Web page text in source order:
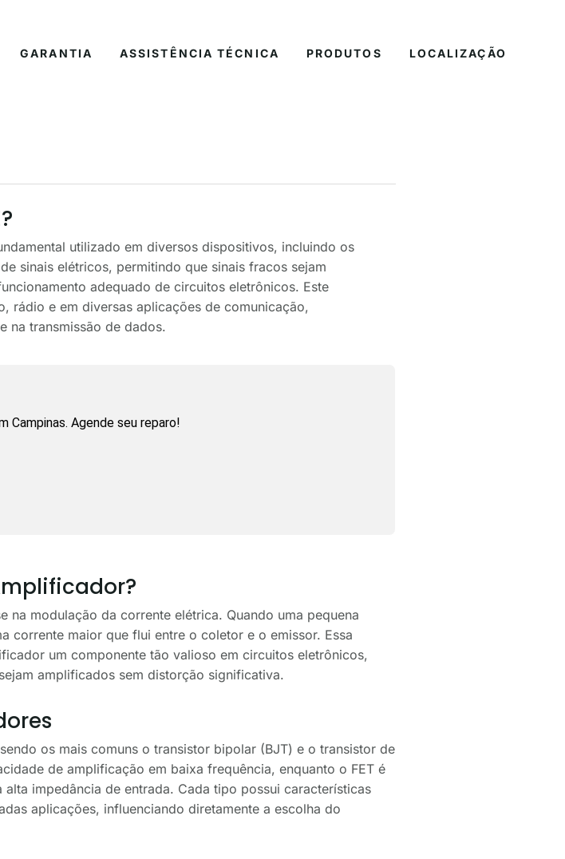
GARANTIA ASSISTÊNCIA TÉCNICA PRODUTOS LOCALIZAÇÃO
utilizado em diversos dispositivos, incluindo os
sinais elétricos, permitindo que sinais fracos sejam
adequado de circuitos eletrônicos. Este
rádio e em diversas aplicações de comunicação,
na transmissão de dados.
Campinas. Agende seu reparo!
modulação da corrente elétrica. Quando uma pequena
corrente maior que flui entre o coletor e o emissor. Essa
um componente tão valioso em circuitos eletrônicos,
amplificados sem distorção significativa.
os mais comuns o transistor bipolar (BJT) e o transistor de
de amplificação em baixa frequência, enquanto o FET é
impedância de entrada. Cada tipo possui características
aplicações, influenciando diretamente a escolha do